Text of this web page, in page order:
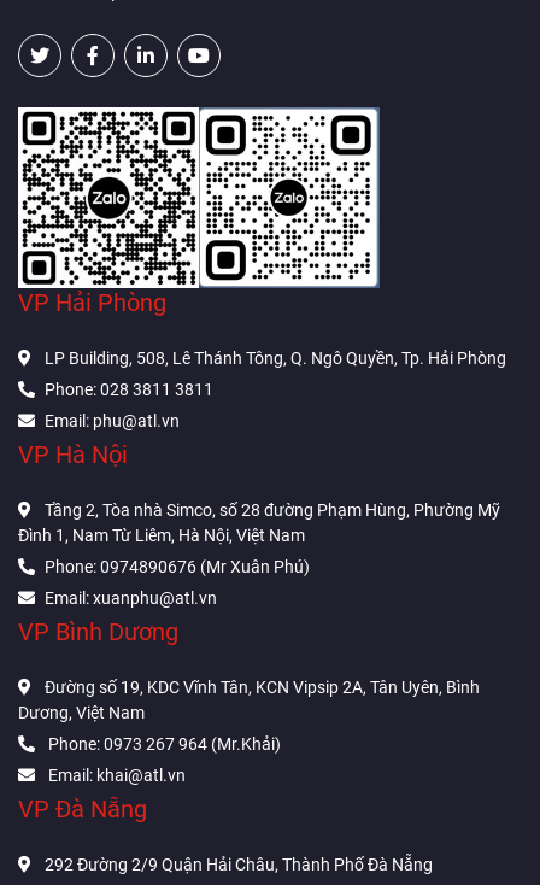
VP Hải Phòng
LP Building, 508, Lê Thánh Tông, Q. Ngô Quyền, Tp. Hải Phòng
Phone: 028 3811 3811
Email: phu@atl.vn
VP Hà Nội
Tầng 2, Tòa nhà Simco, số 28 đường Phạm Hùng, Phường Mỹ
Đình 1, Nam Từ Liêm, Hà Nội, Việt Nam
Phone: 0974890676 (Mr Xuân Phú)
Email: xuanphu@atl.vn
VP Bình Dương
Đường số 19, KDC Vĩnh Tân, KCN Vipsip 2A, Tân Uyên, Bình
Dương, Việt Nam
Phone: 0973 267 964 (Mr.Khải)
Email: khai@atl.vn
VP Đà Nẵng
292 Đường 2/9 Quận Hải Châu, Thành Phố Đà Nẵng